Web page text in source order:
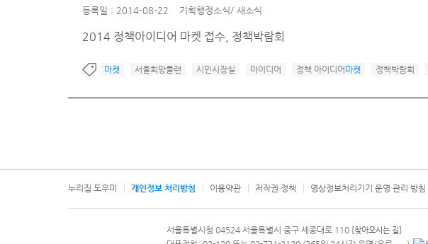
등록일 : 2014-08-22 기획행정소식/ 새소식
2014 정책아이디어 마켓 접수, 정책박람회
마켓 서울희망플랜 시민시장실 아이디어 정책 아이디어 마켓 정책박람회
누리집 도우미 개인정보 처리방침 이용약관 저작권 정책 영상정보처리기기 운영·관리 방침
서울특별시청 04524 서울특별시 중구 세종대로 110 [찾아오시는 길]